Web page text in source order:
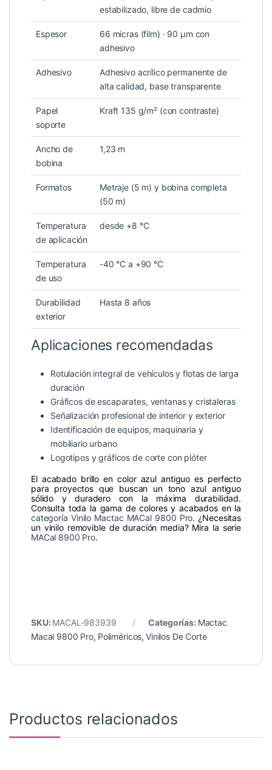
estabilizado, libre de cadmio
Espesor
66 micras (film) · 90 µm con
adhesivo
Adhesivo
Adhesivo acrílico permanente de
alta calidad, base transparente
Papel
soporte
Kraft 135 g/m² (con contraste)
Ancho de
bobina
1,23 m
Formatos
Metraje (5 m) y bobina completa
(50 m)
Temperatura
de aplicación
desde +8 °C
Temperatura
de uso
-40 °C a +90 °C
Durabilidad
exterior
Hasta 8 años
Aplicaciones recomendadas
Rotulación integral de vehículos y flotas de larga
duración
Gráficos de escaparates, ventanas y cristaleras
Señalización profesional de interior y exterior
Identificación de equipos, maquinaria y
mobiliario urbano
Logotipos y gráficos de corte con plóter
El acabado brillo en color azul antiguo es perfecto
para proyectos que buscan un tono azul antiguo
sólido y duradero con la máxima durabilidad.
Consulta toda la gama de colores y acabados en la
categoría Vinilo Mactac MACal 9800 Pro. ¿Necesitas
un vinilo removible de duración media? Mira la serie
MACal 8900 Pro.
SKU: MACAL-983939 Categorías: Mactac
Macal 9800 Pro, Poliméricos, Vinilos De Corte
Productos relacionados